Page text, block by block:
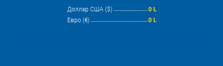
Доллар США ($)
0 L
Евро (€)
0 L